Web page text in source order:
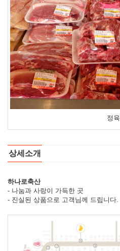
정육
상세소개
하나로축산
- 나눔과 사랑이 가득한 곳
- 진실된 상품으로 고객님께 드립니다.